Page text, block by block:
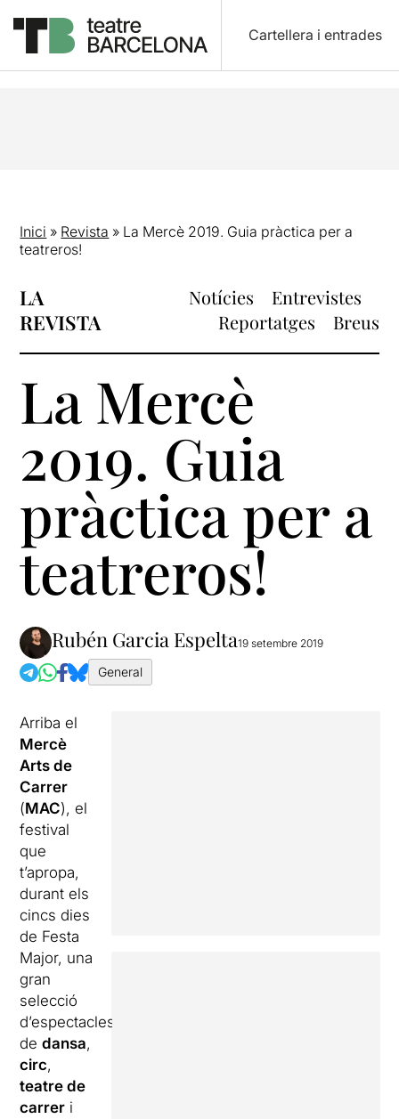
Cartellera i entrades
Inici » Revista » La Mercè 2019. Guia pràctica per a
teatreros!
LA
REVISTA
Notícies
Entrevistes
Reportatges
Breus
La Mercè
2019. Guia
pràctica per a
teatreros!
Rubén Garcia Espelta19 setembre 2019
General
Arriba el
Mercè
Arts de
Carrer
(MAC), el
festival
que
t’apropa,
durant els
cincs dies
de Festa
Major, una
gran
selecció
d’espectacles
dedansa,
circ,
teatre de
carrer i